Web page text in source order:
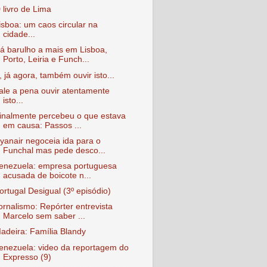
livro de Lima
um caos circular na
cidade...
barulho a mais em Lisboa,
Porto, Leiria e Funch...
já agora, também ouvir isto...
a pena ouvir atentamente
isto...
percebeu o que estava
em causa: Passos ...
negoceia ida para o
Funchal mas pede desco...
empresa portuguesa
acusada de boicote n...
Desigual (3º episódio)
Repórter entrevista
Marcelo sem saber ...
Família Blandy
video da reportagem do
Expresso (9)